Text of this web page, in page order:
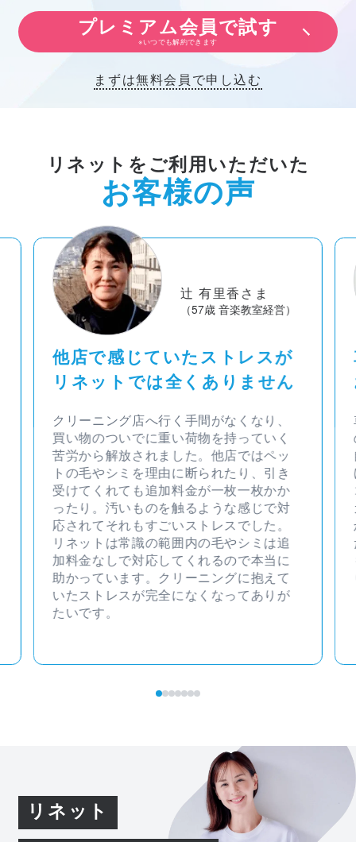
プレミアム会員で試す
※いつでも解約できます
まずは無料会員で申し込む
リネットをご利用いただいた
お客様の声
辻 有里香さま
（57歳 音楽教室経営）
他店で感じていたストレスが
リネットでは全くありません
クリーニング店へ行く手間がなくなり、
買い物のついでに重い荷物を持っていく
苦労から解放されました。他店ではペッ
トの毛やシミを理由に断られたり、引き
受けてくれても追加料金が一枚一枚かか
ったり。汚いものを触るような感じで対
応されてそれもすごいストレスでした。
リネットは常識の範囲内の毛やシミは追
加料金なしで対応してくれるので本当に
助かっています。クリーニングに抱えて
いたストレスが完全になくなってありが
たいです。
リネット